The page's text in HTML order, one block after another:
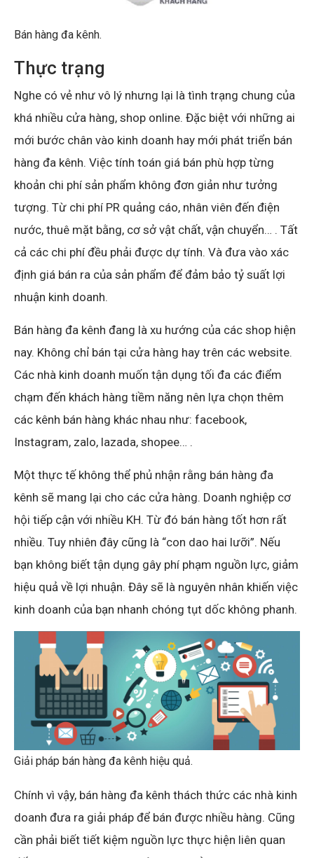
Bán hàng đa kênh.
Thực trạng
Nghe có vẻ như vô lý nhưng lại là tình trạng chung của
khá nhiều cửa hàng, shop online. Đặc biệt với những ai
mới bước chân vào kinh doanh hay mới phát triển bán
hàng đa kênh. Việc tính toán giá bán phù hợp từng
khoản chi phí sản phẩm không đơn giản như tưởng
tượng. Từ chi phí PR quảng cáo, nhân viên đến điện
nước, thuê mặt bằng, cơ sở vật chất, vận chuyển… . Tất
cả các chi phí đều phải được dự tính. Và đưa vào xác
định giá bán ra của sản phẩm để đảm bảo tỷ suất lợi
nhuận kinh doanh.
Bán hàng đa kênh đang là xu hướng của các shop hiện
nay. Không chỉ bán tại cửa hàng hay trên các website.
Các nhà kinh doanh muốn tận dụng tối đa các điểm
chạm đến khách hàng tiềm năng nên lựa chọn thêm
các kênh bán hàng khác nhau như: facebook,
Instagram, zalo, lazada, shopee… .
Một thực tế không thể phủ nhận rằng bán hàng đa
kênh sẽ mang lại cho các cửa hàng. Doanh nghiệp cơ
hội tiếp cận với nhiều KH. Từ đó bán hàng tốt hơn rất
nhiều. Tuy nhiên đây cũng là “con dao hai lưỡi”. Nếu
bạn không biết tận dụng gây phí phạm nguồn lực, giảm
hiệu quả về lợi nhuận. Đây sẽ là nguyên nhân khiến việc
kinh doanh của bạn nhanh chóng tụt dốc không phanh.
Giải pháp bán hàng đa kênh hiệu quả.
Chính vì vậy, bán hàng đa kênh thách thức các nhà kinh
doanh đưa ra giải pháp để bán được nhiều hàng. Cũng
cần phải biết tiết kiệm nguồn lực thực hiện liên quan